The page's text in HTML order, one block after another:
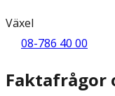
Växel
08-786 40 00
Faktafrågor